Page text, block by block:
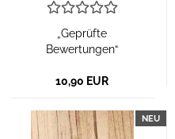
„Geprüfte
Bewertungen“
10,90 EUR
NEU